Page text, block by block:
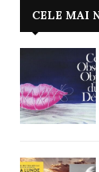
CELE MAI